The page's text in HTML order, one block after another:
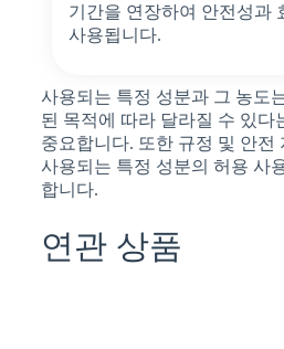
기간을 연장하여 안전성과
사용됩니다.
사용되는 특정 성분과 그 농도
된 목적에 따라 달라질 수 있다
중요합니다. 또한 규정 및 안전
사용되는 특정 성분의 허용 사
합니다.
연관 상품